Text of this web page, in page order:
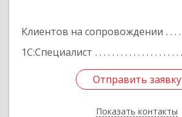
Клиентов на сопровождении
1С:Специалист
Отправить заявку
Показать контакты
Отправить заявку
Назад